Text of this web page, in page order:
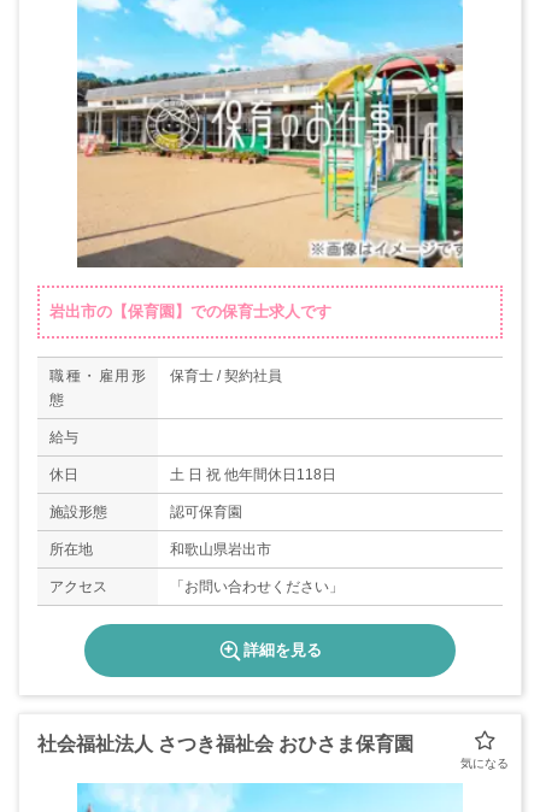
岩出市の【保育園】での保育士求人です
職種・雇用形
態
保育士 / 契約社員
給与
休日 土 日 祝 他年間休日118日
施設形態 認可保育園
所在地 和歌山県岩出市
アクセス 「お問い合わせください」
詳細を見る
社会福祉法人 さつき福祉会 おひさま保育園